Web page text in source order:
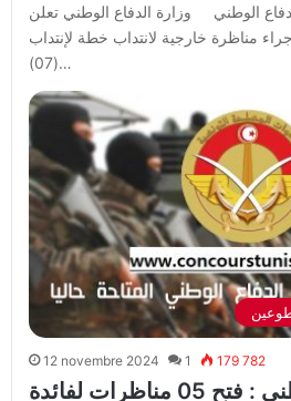
الوطني وزارة الدفاع الوطني تعلن
مناظرة خارجية لانتداب خطة لإنتداب
(07)…
12 novembre 2024 1 179 782
وزارة الدفاع الوطني : فتح 05 مناظرات لفائدة